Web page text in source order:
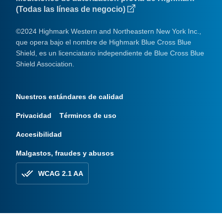
(Todas las líneas de negocio)
©2024 Highmark Western and Northeastern New York Inc.,
que opera bajo el nombre de Highmark Blue Cross Blue
Shield, es un licenciatario independiente de Blue Cross Blue
Shield Association.
Nuestros estándares de calidad
Privacidad Términos de uso
Accesibilidad
Malgastos, fraudes y abusos
WCAG 2.1 AA